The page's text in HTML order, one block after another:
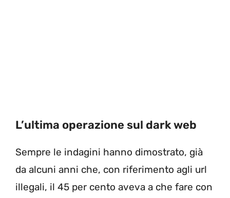
L’ultima operazione sul dark web
Sempre le indagini hanno dimostrato, già
da alcuni anni che, con riferimento agli url
illegali, il 45 per cento aveva a che fare con